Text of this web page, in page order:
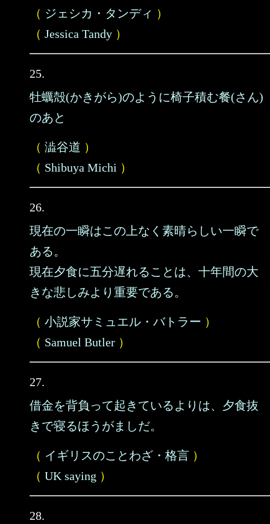
（ ジェシカ・タンディ ）
（ Jessica Tandy ）
25.
牡蠣殻(かきがら)のように椅子積む餐(さん)
のあと
（ 澁谷道 ）
（ Shibuya Michi ）
26.
現在の一瞬はこの上なく素晴らしい一瞬で
ある。
現在夕食に五分遅れることは、十年間の大
きな悲しみより重要である。
（ 小説家サミュエル・バトラー ）
（ Samuel Butler ）
27.
借金を背負って起きているよりは、夕食抜
きで寝るほうがましだ。
（ イギリスのことわざ・格言 ）
（ UK saying ）
28.